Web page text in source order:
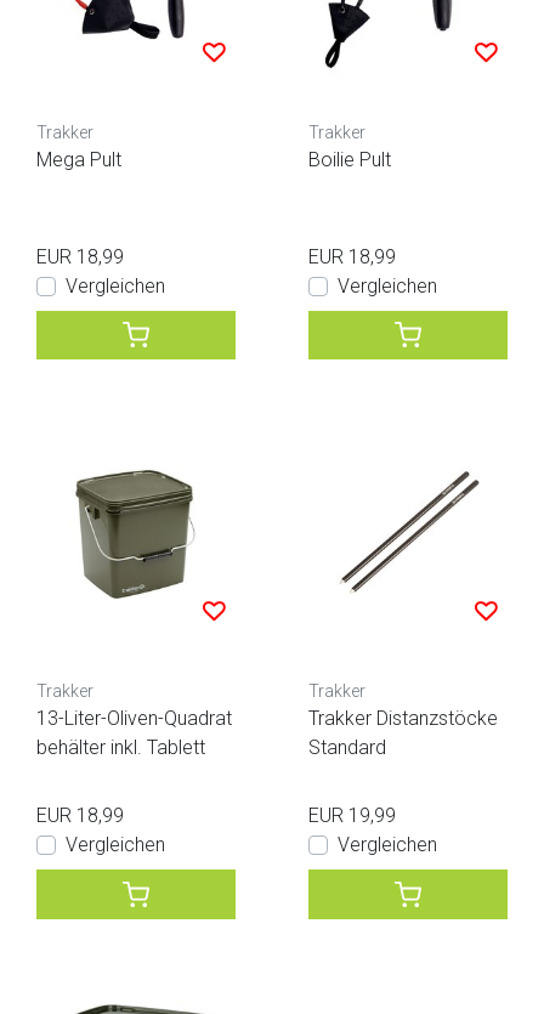
Trakker
Mega Pult
EUR 18,99
Vergleichen
Trakker
Boilie Pult
EUR 18,99
Vergleichen
Trakker
13-Liter-Oliven-Quadrat
behälter inkl. Tablett
EUR 18,99
Vergleichen
Trakker
Trakker Distanzstöcke
Standard
EUR 19,99
Vergleichen